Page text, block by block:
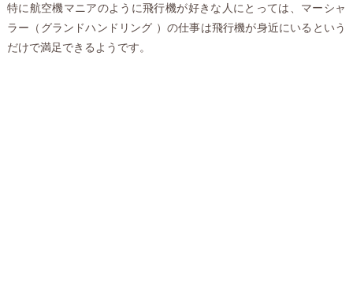
特に航空機マニアのように飛行機が好きな人にとっては、マーシャ
ラー（グランドハンドリング ）の仕事は飛行機が身近にいるという
だけで満足できるようです。